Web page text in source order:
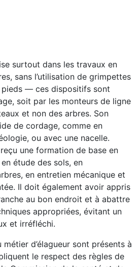
surtout dans les travaux en
sans l’utilisation de grimpettes
— ces dispositifs sont
soit par les monteurs de ligne
et non des arbres. Son
de cordage, comme en
ou avec une nacelle.
une formation de base en
étude des sols, en
en entretien mécanique et
Il doit également avoir appris
au bon endroit et à abattre
appropriées, évitant un
et irréfléchi.
métier d’élagueur sont présents à
le respect des règles de